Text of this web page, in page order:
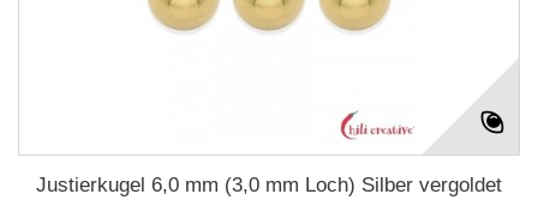
Justierkugel 6,0 mm (3,0 mm Loch) Silber vergoldet